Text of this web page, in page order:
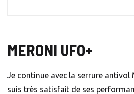
MERONI UFO+
Je continue avec la serrure antivol
suis très satisfait de ses